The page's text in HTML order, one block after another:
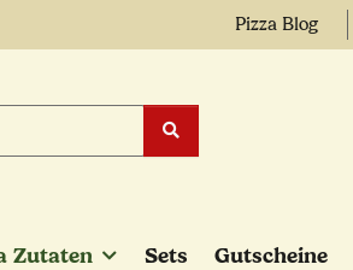
Pizza Blog
Zutaten Sets Gutscheine